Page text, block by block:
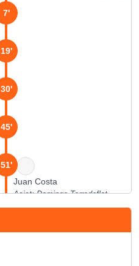
7'
19'
30'
45'
Juan Costa
Asist: Domingo Torredeflot
51'